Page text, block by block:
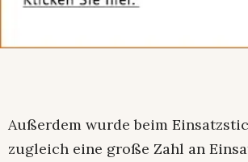
Außerdem wurde beim
zugleich eine große Zahl an